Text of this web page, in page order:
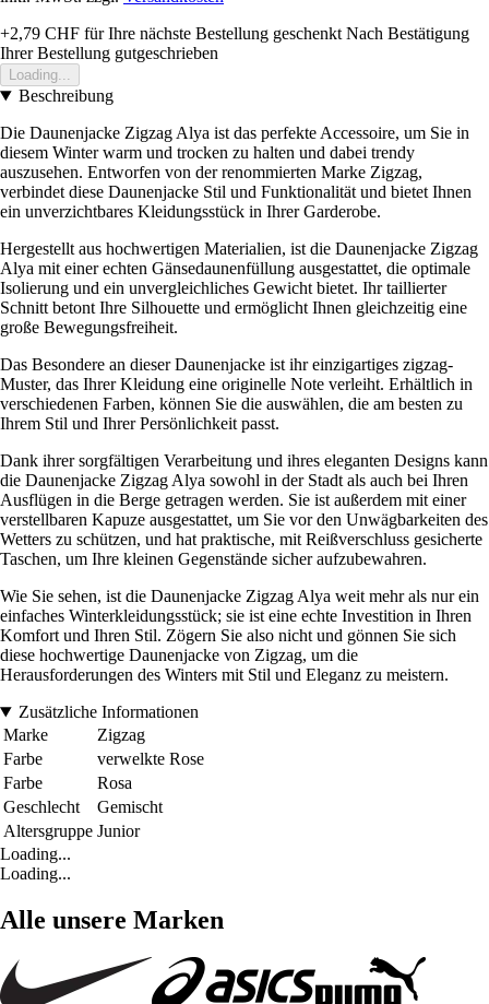
+2,79 CHF für Ihre nächste Bestellung geschenkt Nach Bestätigung
Ihrer Bestellung gutgeschrieben
Loading...
Beschreibung
Die Daunenjacke Zigzag Alya ist das perfekte Accessoire, um Sie in
diesem Winter warm und trocken zu halten und dabei trendy
auszusehen. Entworfen von der renommierten Marke Zigzag,
verbindet diese Daunenjacke Stil und Funktionalität und bietet Ihnen
ein unverzichtbares Kleidungsstück in Ihrer Garderobe.
Hergestellt aus hochwertigen Materialien, ist die Daunenjacke Zigzag
Alya mit einer echten Gänsedaunenfüllung ausgestattet, die optimale
Isolierung und ein unvergleichliches Gewicht bietet. Ihr taillierter
Schnitt betont Ihre Silhouette und ermöglicht Ihnen gleichzeitig eine
große Bewegungsfreiheit.
Das Besondere an dieser Daunenjacke ist ihr einzigartiges zigzag-
Muster, das Ihrer Kleidung eine originelle Note verleiht. Erhältlich in
verschiedenen Farben, können Sie die auswählen, die am besten zu
Ihrem Stil und Ihrer Persönlichkeit passt.
Dank ihrer sorgfältigen Verarbeitung und ihres eleganten Designs kann
die Daunenjacke Zigzag Alya sowohl in der Stadt als auch bei Ihren
Ausflügen in die Berge getragen werden. Sie ist außerdem mit einer
verstellbaren Kapuze ausgestattet, um Sie vor den Unwägbarkeiten des
Wetters zu schützen, und hat praktische, mit Reißverschluss gesicherte
Taschen, um Ihre kleinen Gegenstände sicher aufzubewahren.
Wie Sie sehen, ist die Daunenjacke Zigzag Alya weit mehr als nur ein
einfaches Winterkleidungsstück; sie ist eine echte Investition in Ihren
Komfort und Ihren Stil. Zögern Sie also nicht und gönnen Sie sich
diese hochwertige Daunenjacke von Zigzag, um die
Herausforderungen des Winters mit Stil und Eleganz zu meistern.
Zusätzliche Informationen
Marke
Zigzag
Farbe
verwelkte Rose
Farbe
Rosa
Geschlecht
Gemischt
Altersgruppe Junior
Loading...
Loading...
Alle unsere Marken